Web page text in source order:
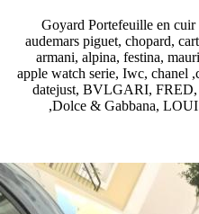
Goyard Portefeuille en
audemars piguet, chopard,
armani, alpina, festina,
apple watch serie, Iwc, chanel
datejust, BVLGARI,
Dolce & Gabbana,